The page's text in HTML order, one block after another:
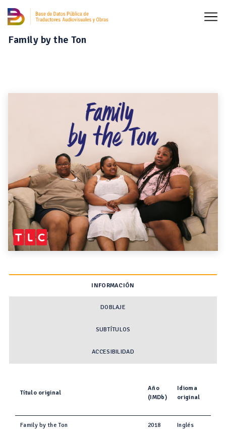
Family by the Ton
INFORMACIÓN
DOBLAJE
SUBTÍTULOS
ACCESIBILIDAD
Título original
Año
(IMDb)
Idioma
original
Family by the Ton 2018 Inglés